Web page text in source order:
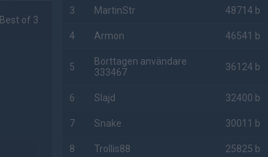
Best of 3
3 MartinStr 48714 b
4 Armon 46541 b
5
Borttagen användare
333467
36124 b
6 Slajd 32400 b
7 Snake 30011 b
8 Trollis88 25825 b